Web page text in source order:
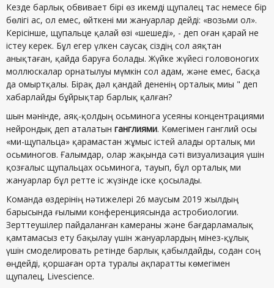
Кезде барлық обвивает бірі өз икемді щупалец тас немесе бір
бөлігі ас, ол емес, өйткені ми жануарлар дейді: «возьми ол».
Керісінше, щупальце қалай өзі «шешеді», - деп оған қарай не
істеу керек. Бұл егер үлкен саусақ сіздің сол аяқтан
анықтаған, қайда баруға болады. Жүйке жүйесі головоногих
моллюскалар орнатылуы мүмкін сол адам, және емес, басқа
да омыртқалы. Бірақ дәл қандай дененің орталық миы " деп
хабарлайды бұйрықтар барлық қалған?
шын мәнінде, аяқ-қолдың осьминога усеяны концентрациями
нейрондық деп аталатын ганглиями. Көмегімен ганглий осы
«ми-щупальца» қарамастан жұмыс істей алады орталық ми
осьминогов. Ғалымдар, олар жақында сәті визуализация үшін
қозғалыс щупальцах осьминога, тауып, бұл орталық ми
жануарлар бұл ретте іс жүзінде іске қосылады.
Команда өздерінің нәтижелері 26 маусым 2019 жылдың
барысында ғылыми конференциясында астробиологии.
Зерттеушілер пайдаланған камераны және бағдарламалық
қамтамасыз ету бақылау үшін жануарлардың мінез-құлық
үшін смоделировать ретінде барлық қабылдайды, содан соң
өңдейді, қоршаған орта туралы ақпаратты көмегімен
щупалец, Livescience.